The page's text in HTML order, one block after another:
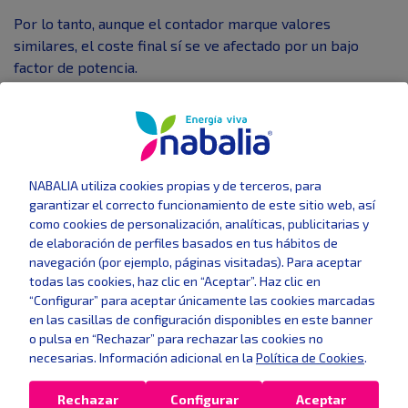
Por lo tanto, aunque el contador marque valores
similares, el coste final sí se ve afectado por un bajo
factor de potencia.
Qué tipo de cargas provocan un
factor de potencia bajo
responsables de un factor de potencia bajo. Entre los
más habituales se encuentran:
Motores eléctricos trabajando en vacío o con baja
carga
Transformadores sobredimensionados
Equipos de soldadura
Sistemas de climatización industrial
Iluminación con balastos antiguos
Maquinaria con arranques frecuentes
NABALIA utiliza cookies propias y de terceros, para
garantizar el correcto funcionamiento de este sitio web, así
como cookies de personalización, analíticas, publicitarias y
de elaboración de perfiles basados en tus hábitos de
navegación (por ejemplo, páginas visitadas). Para aceptar
todas las cookies, haz clic en “Aceptar”. Haz clic en
“Configurar” para aceptar únicamente las cookies marcadas
en las casillas de configuración disponibles en este banner
o pulsa en “Rechazar” para rechazar las cookies no
necesarias. Información adicional en la Política de Cookies.
Rechazar Configurar Aceptar